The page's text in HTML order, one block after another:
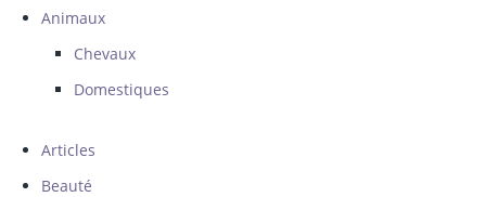
Animaux
Chevaux
Domestiques
Articles
Beauté